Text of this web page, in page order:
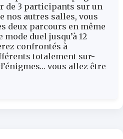
de 3 participants sur un
nos autres salles, vous
deux parcours en même
duel jusqu’à 12
confrontés à
totalement sur-
vous allez être